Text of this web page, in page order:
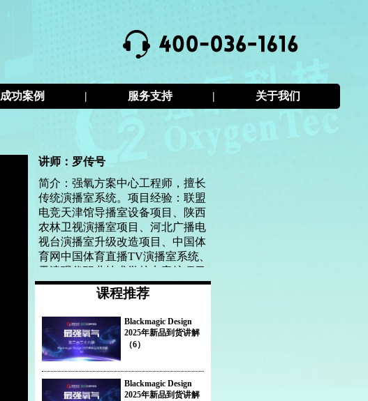
成功案例 | 服务支持 | 关于我们
讲师：罗传号
简介：强氧方案中心工程师，擅长
传统演播室系统。项目经验：联盟
电竞天津馆导播室设备项目、陕西
农林卫视演播室项目、河北广播电
视台演播室升级改造项目、中国体
育网中国体育直播TV演播室系统、
天津现代职业技术学校电竞馆项目
等。
课程推荐
Blackmagic Design
2025年新品到货讲解
（6）
Blackmagic Design
2025年新品到货讲解